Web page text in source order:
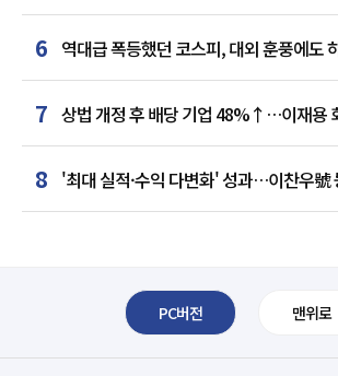
6 역대급 폭등했던 코스피, 대외 훈풍에도
급락
7 상법 개정 후 배당 기업 48%↑…이재용
최다'
8 '최대 실적·수익 다변화' 성과…이찬우號
말년 성장 박차
PC버전 맨위로